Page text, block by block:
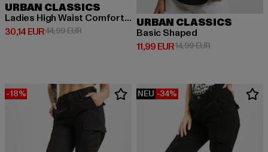
URBAN CLASSICS
Ladies High Waist Comfort Jogging
30,14 EUR
Derzeitiger Preis: 30,14 EUR
44,99 EURAktionspreis: 44,99 EUR
URBAN CLASSICS
Basic Shaped
11,99 EUR
Derzeitiger Preis: 11,99 EUR
14,99 EURAktionspreis:
-18% NEU -34%